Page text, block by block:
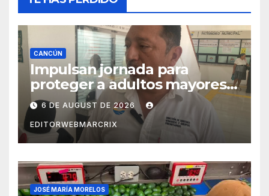
CANCÚN
Impulsan jornada para
proteger a adultos mayores
de fraudes en Cancún
6 DE AUGUST DE 2026
EDITORWEBMARCRIX
JOSÉ MARÍA MORELOS